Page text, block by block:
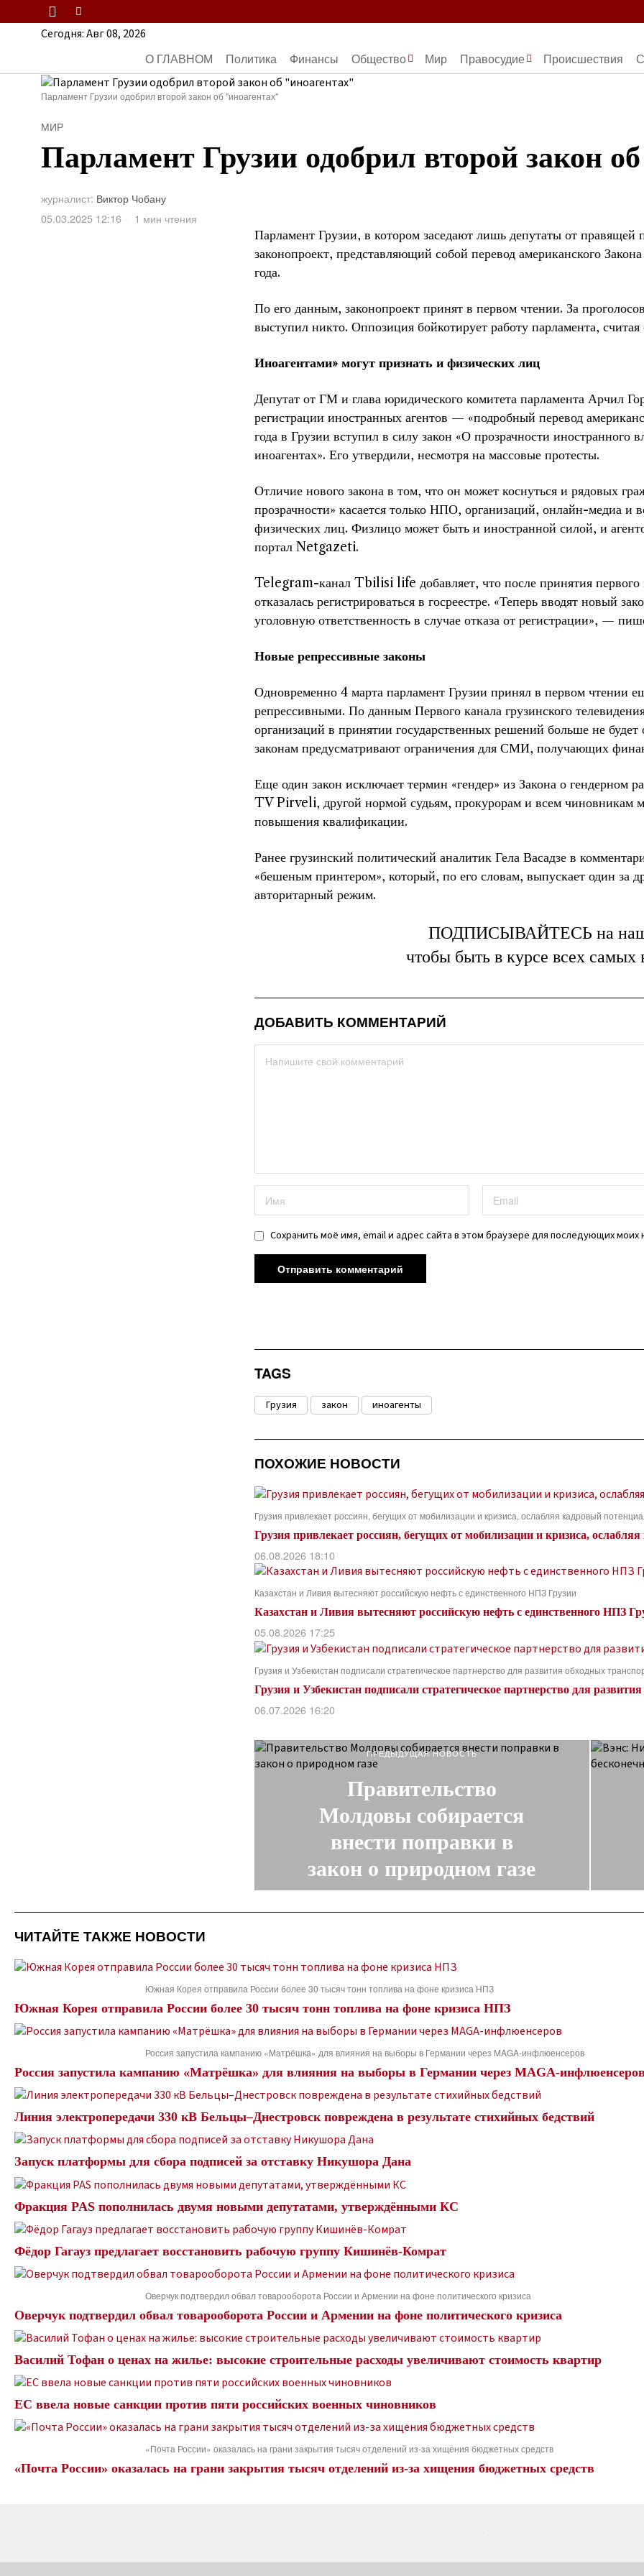
Сегодня:Авг 08, 2026
О ГЛАВНОМ Политика Финансы Общество Мир Правосудие Происшествия
Парламент Грузии одобрил второй закон об "иноагентах"
МИР
Парламент Грузии одобрил второй закон
журналист: Виктор Чобану
05.03.2025 12:16
1 мин чтения
Парламент Грузии, в котором заседают лишь депутаты от правящей
законопроект, представляющий собой перевод американского
года.
По его данным, законопроект принят в первом чтении. За
выступил никто. Оппозиция бойкотирует работу парламента,
Иноагентами» могут признать и физических лиц
Депутат от ГМ и глава юридического комитета парламента Арчил
регистрации иностранных агентов — «подробный перевод
года в Грузии вступил в силу закон «О прозрачности
иноагентах». Его утвердили, несмотря на массовые протесты.
Отличие нового закона в том, что он может коснуться и рядовых
прозрачности» касается только НПО, организаций, онлайн-медиа и
физических лиц. Физлицо может быть и иностранной силой, и
портал Netgazeti.
Telegram-канал Tbilisi life добавляет, что после принятия первого
отказалась регистрироваться в госреестре. «Теперь вводят новый
уголовную ответственность в случае отказа от регистрации», —
Новые репрессивные законы
Одновременно 4 марта парламент Грузии принял в первом чтении
репрессивными. По данным Первого канала грузинского
организаций в принятии государственных решений больше не
законам предусматривают ограничения для СМИ, получающих
Еще один закон исключает термин «гендер» из Закона о гендерном
TV Pirveli, другой нормой судьям, прокурорам и всем чиновникам
повышения квалификации.
Ранее грузинский политический аналитик Гела Васадзе в
«бешеным принтером», который, по его словам, выпускает один за
авторитарный режим.
ПОДПИСЫВАЙТЕСЬ на
чтобы быть в курсе всех
ДОБАВИТЬ КОММЕНТАРИЙ
Сохранить моё имя, email и адрес сайта в этом браузере для последующих моих
TAGS
Грузия закон иноагенты
ПОХОЖИЕ НОВОСТИ
Грузия привлекает россиян, бегущих от мобилизации и кризиса, ослабляя кадровый
Грузия привлекает россиян, бегущих от мобилизации и кризиса,
06.08.2026 18:10
Казахстан и Ливия вытесняют российскую нефть с единственного НПЗ Грузии
Казахстан и Ливия вытесняют российскую нефть с единственного НПЗ
05.08.2026 17:25
Грузия и Узбекистан подписали стратегическое партнерство для развития обходных
Грузия и Узбекистан подписали стратегическое партнерство для
06.07.2026 16:20
ПРЕДЫДУЩАЯ НОВОСТЬ
Правительство
Молдовы собирается
внести поправки в
закон о природном газе
ЧИТАЙТЕ ТАКЖЕ НОВОСТИ
Южная Корея отправила России более 30 тысяч тонн топлива на фоне кризиса НПЗ
Южная Корея отправила России более 30 тысяч тонн топлива на фоне кризиса НПЗ
Россия запустила кампанию «Матрёшка» для влияния на выборы в Германии через MAGA-инфлюенсеров
Россия запустила кампанию «Матрёшка» для влияния на выборы в Германии через MAGA-
Линия электропередачи 330 кВ Бельцы–Днестровск повреждена в результате стихийных бедствий
Запуск платформы для сбора подписей за отставку Никушора Дана
Фракция PAS пополнилась двумя новыми депутатами, утверждёнными КС
Фёдор Гагауз предлагает восстановить рабочую группу Кишинёв-Комрат
Оверчук подтвердил обвал товарооборота России и Армении на фоне политического кризиса
Оверчук подтвердил обвал товарооборота России и Армении на фоне политического кризиса
Василий Тофан о ценах на жилье: высокие строительные расходы увеличивают стоимость квартир
ЕС ввела новые санкции против пяти российских военных чиновников
«Почта России» оказалась на грани закрытия тысяч отделений из-за хищения бюджетных средств
«Почта России» оказалась на грани закрытия тысяч отделений из-за хищения бюджетных средств